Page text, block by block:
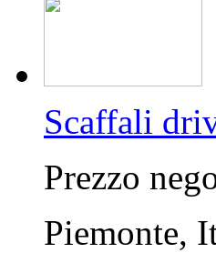
Scaffali
Prezzo
Piemonte,